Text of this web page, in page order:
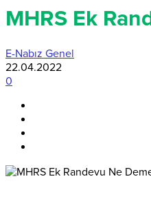
MHRS Ek
E-Nabız Genel
22.04.2022
0